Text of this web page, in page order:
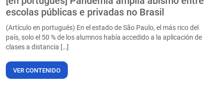
escolas públicas e privadas no Brasil
(Artículo en portugués) En el estado de São Paulo, el más rico del
país, solo el 50 % de los alumnos había accedido a la aplicación de
clases a distancia […]
VER CONTENIDO